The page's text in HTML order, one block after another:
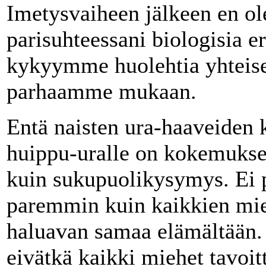
Imetysvaiheen jälkeen en
parisuhteessani biologisia
kykyymme huolehtia
parhaamme mukaan.
Entä naisten ura-
huippu-uralle on
kuin sukupuolikysymys. Ei
paremmin kuin kaikkien
haluavan samaa
eivätkä kaikki miehet